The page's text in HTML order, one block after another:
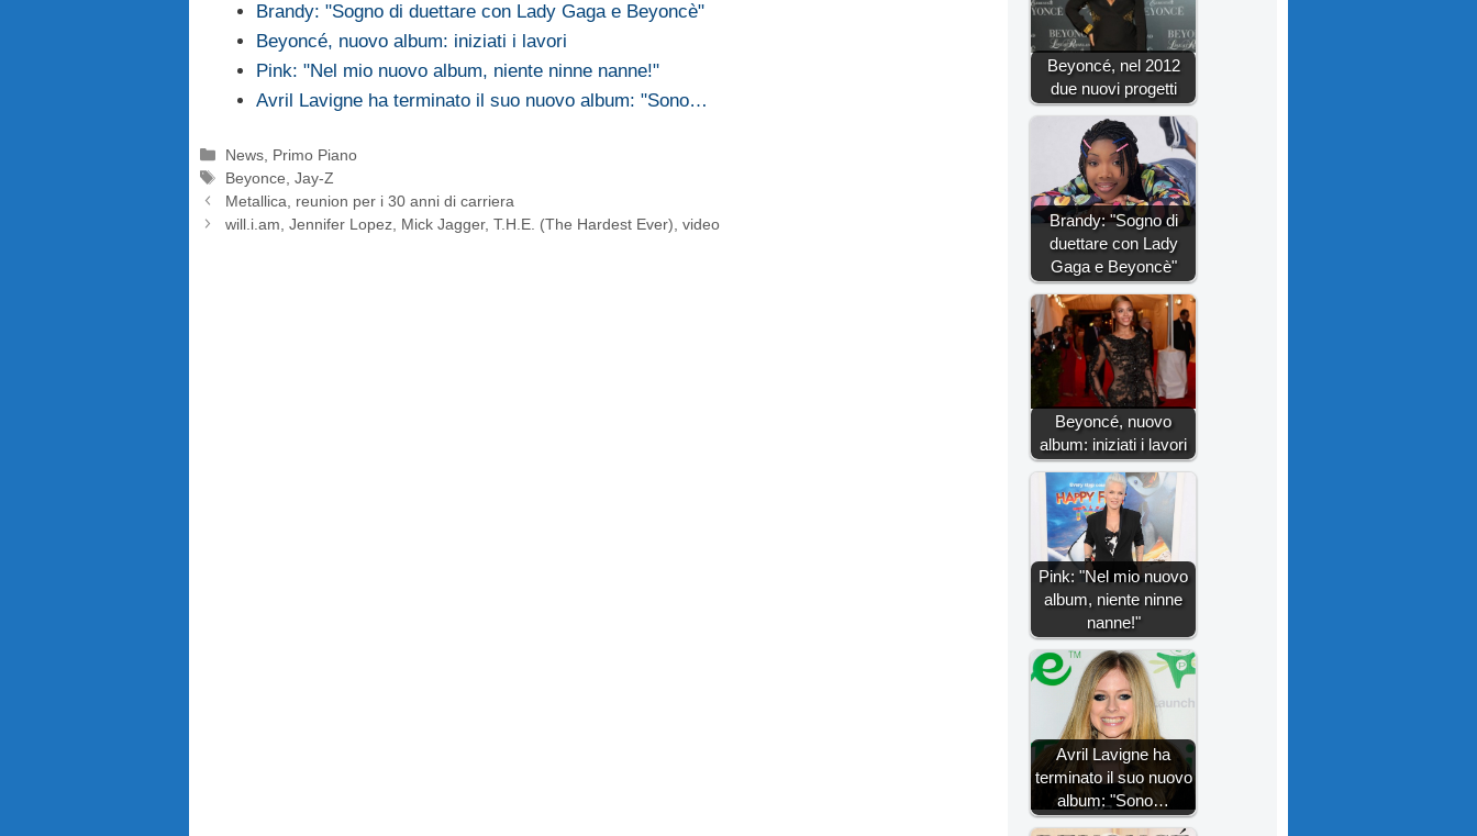
Brandy: "Sogno di duettare con Lady Gaga e Beyoncè"
Beyoncé, nuovo album: iniziati i lavori
Pink: "Nel mio nuovo album, niente ninne nanne!"
Avril Lavigne ha terminato il suo nuovo album: "Sono…
Categorie
News Primo Piano
Tag
Beyonce ,Jay-Z
Metallica, reunion per i 30 anni di carriera
will.i.am, Jennifer Lopez, Mick Jagger, T.H.E. (The Hardest Ever), video
Beyoncé, nel 2012
due nuovi progetti
Brandy: "Sogno di
duettare con Lady
Gaga e Beyoncè"
Beyoncé, nuovo
album: iniziati i lavori
Pink: "Nel mio nuovo
album, niente ninne
nanne!"
Avril Lavigne ha
terminato il suo nuovo
album: "Sono…